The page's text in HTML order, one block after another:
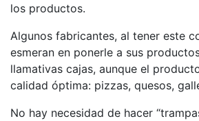
los productos.
Algunos fabricantes, al tener este
esmeran en ponerle a sus
llamativas cajas, aunque el
calidad óptima: pizzas, quesos,
No hay necesidad de hacer